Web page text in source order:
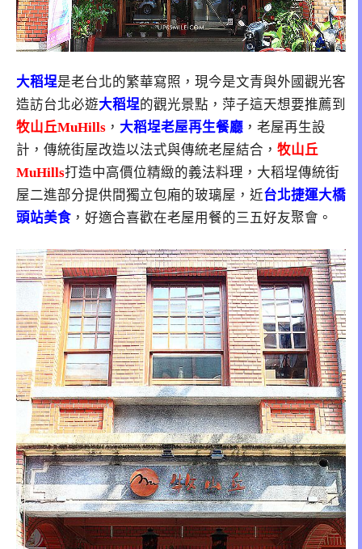
大稻埕是老台北的繁華寫照，現今是文青與外國觀光客
造訪台北必遊大稻埕的觀光景點，萍子這天想要推薦到
牧山丘MuHills ， 大稻埕老屋再生餐廳 ，老屋再生設
計，傳統街屋改造以法式與傳統老屋結合， 牧山丘
MuHills打造中高價位精緻的義法料理，大稻埕傳統街
屋二進部分提供間獨立包廂的玻璃屋，近台北捷運大橋
頭站美食 ，好適合喜歡在老屋用餐的三五好友聚會。